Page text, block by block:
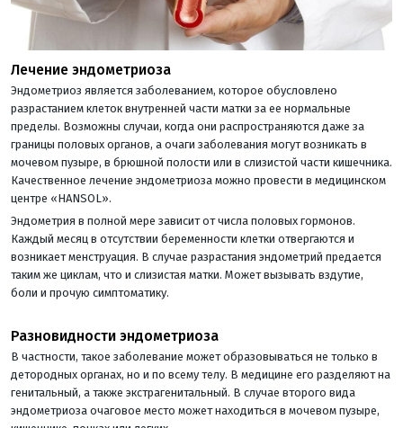
Лечение эндометриоза
Эндометриоз является заболеванием, которое обусловлено
разрастанием клеток внутренней части матки за ее нормальные
пределы. Возможны случаи, когда они распространяются даже за
границы половых органов, а очаги заболевания могут возникать в
мочевом пузыре, в брюшной полости или в слизистой части кишечника.
Качественное лечение эндометриоза можно провести в медицинском
центре «HANSOL».
Эндометрия в полной мере зависит от числа половых гормонов.
Каждый месяц в отсутствии беременности клетки отвергаются и
возникает менструация. В случае разрастания эндометрий предается
таким же циклам, что и слизистая матки. Может вызывать вздутие,
боли и прочую симптоматику.
Разновидности эндометриоза
В частности, такое заболевание может образовываться не только в
детородных органах, но и по всему телу. В медицине его разделяют на
генитальный, а также экстрагенитальный. В случае второго вида
эндометриоза очаговое место может находиться в мочевом пузыре,